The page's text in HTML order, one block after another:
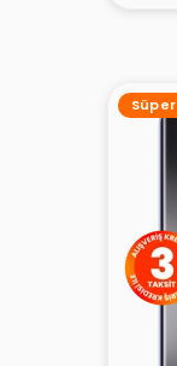
Süper